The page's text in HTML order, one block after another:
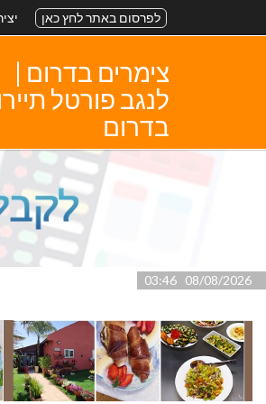
לפרסום באתר לחץ כאן
צימרים בדרום |
לנגב פורטל
בדרום
08/08/2026 03:46